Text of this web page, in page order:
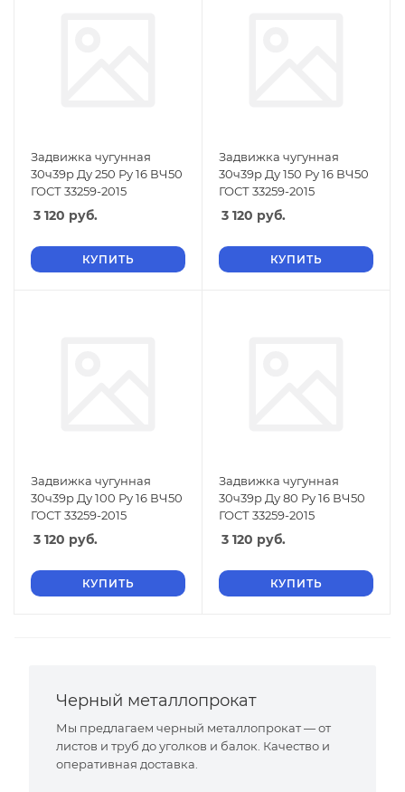
Задвижка чугунная
30ч39р Ду 250 Ру 16 ВЧ50
ГОСТ 33259-2015
3 120 руб.
КУПИТЬ
Задвижка чугунная
30ч39р Ду 150 Ру 16 ВЧ50
ГОСТ 33259-2015
3 120 руб.
КУПИТЬ
Задвижка чугунная
30ч39р Ду 100 Ру 16 ВЧ50
ГОСТ 33259-2015
3 120 руб.
КУПИТЬ
Задвижка чугунная
30ч39р Ду 80 Ру 16 ВЧ50
ГОСТ 33259-2015
3 120 руб.
КУПИТЬ
Черный металлопрокат
Мы предлагаем черный металлопрокат — от
листов и труб до уголков и балок. Качество и
оперативная доставка.